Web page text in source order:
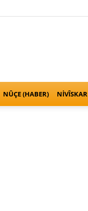
NÛÇE (HABER) NIVÎSKAR